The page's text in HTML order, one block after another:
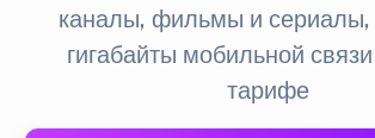
каналы, фильмы и сериалы,
гигабайты мобильной
тарифе